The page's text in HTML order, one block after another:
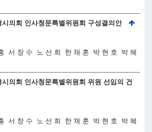
의회 인사청문특별위원회 구성결의안
서 창 수 노 선 희 한 채 훈 박 현 호 박 혜
의회 인사청문특별위원회 위원 선임의 건
서 창 수 노 선 희 한 채 훈 박 현 호 박 혜